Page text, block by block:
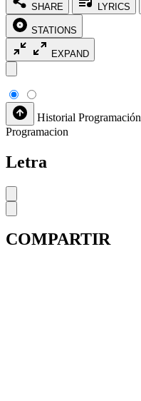
SHARE LYRICS
STATIONS
EXPAND
Historial Programación
Programacion
Letra
COMPARTIR